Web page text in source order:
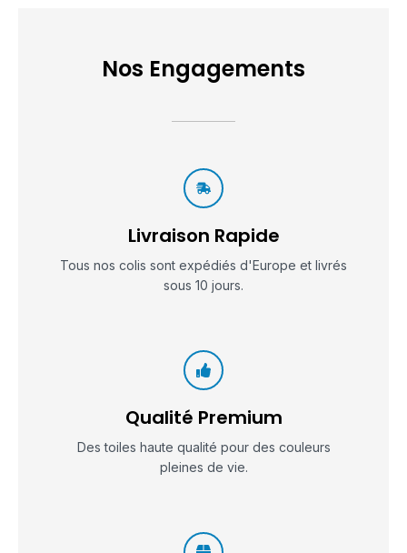
Nos Engagements
Livraison Rapide
Tous nos colis sont expédiés d'Europe et livrés
sous 10 jours.
Qualité Premium
Des toiles haute qualité pour des couleurs
pleines de vie.